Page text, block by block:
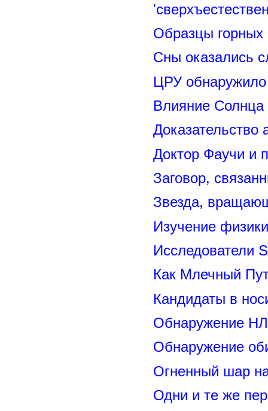
Образцы горных
Сны оказались
ЦРУ обнаружило
Влияние
Доказательство
Доктор Фаучи и
Заговор,
Звезда,
Изучение
Исследователи
Как Млечный
Кандидаты в
Обнаружение
Обнаружение
Огненный шар
Одни и те же